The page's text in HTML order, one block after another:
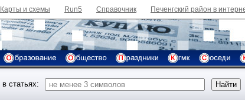
Карты и схемы Run5 Справочник Печенгский район в
в статьях: